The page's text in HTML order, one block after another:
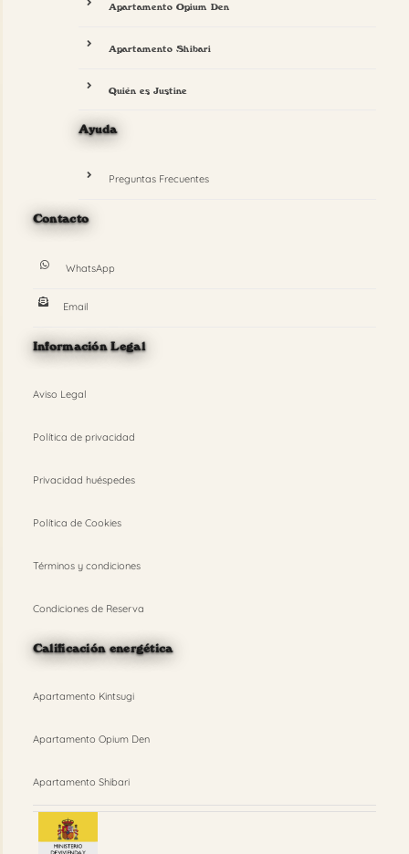
Apartamento Opium Den
Apartamento Shibari
Quién es Justine
Ayuda
Preguntas Frecuentes
Contacto
WhatsApp
Email
Información Legal
Aviso Legal
Política de privacidad
Privacidad huéspedes
Política de Cookies
Términos y condiciones
Condiciones de Reserva
Calificación energética
Apartamento Kintsugi
Apartamento Opium Den
Apartamento Shibari